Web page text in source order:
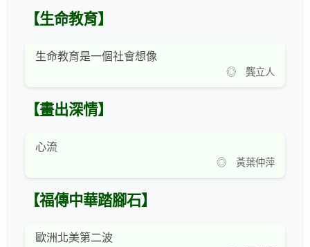
【生命教育】
生命教育是一個社會想像
◎ 龔立人
【畫出深情】
心流
◎ 黃葉仲萍
【福傳中華踏腳石】
歐洲北美第二波